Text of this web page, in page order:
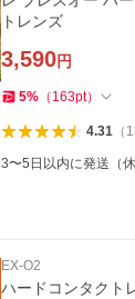
トレンズ
3,590円
5% （ 163pt）
4.31（
3〜5日以内に発送（休
EX-O2
ハードコンタク